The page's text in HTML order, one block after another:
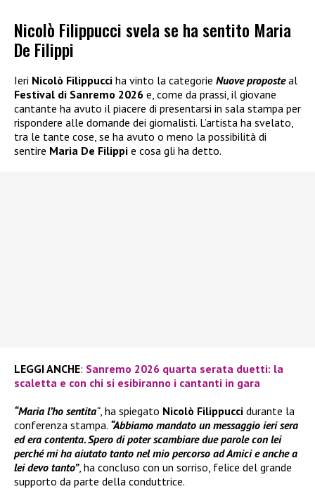
Nicolò Filippucci svela se ha sentito Maria
De Filippi
Ieri Nicolò Filippucci ha vinto la categorie Nuove proposteal
Festival di Sanremo 2026 e, come da prassi, il giovane
cantante ha avuto il piacere di presentarsi in sala stampa per
rispondere alle domande dei giornalisti. L’artista ha svelato,
tra le tante cose, se ha avuto o meno la possibilità di
sentire Maria De Filippi e cosa gli ha detto.
LEGGI ANCHE: Sanremo 2026 quarta serata duetti: la
scaletta e con chi si esibiranno i cantanti in gara
“Maria l’ho sentita“, ha spiegato Nicolò Filippucci durante la
conferenza stampa. “Abbiamo mandato un messaggio ieri sera
ed era contenta. Spero di poter scambiare due parole con lei
perché mi ha aiutato tanto nel mio percorso ad Amici e anche a
lei devo tanto”, ha concluso con un sorriso, felice del grande
supporto da parte della conduttrice.